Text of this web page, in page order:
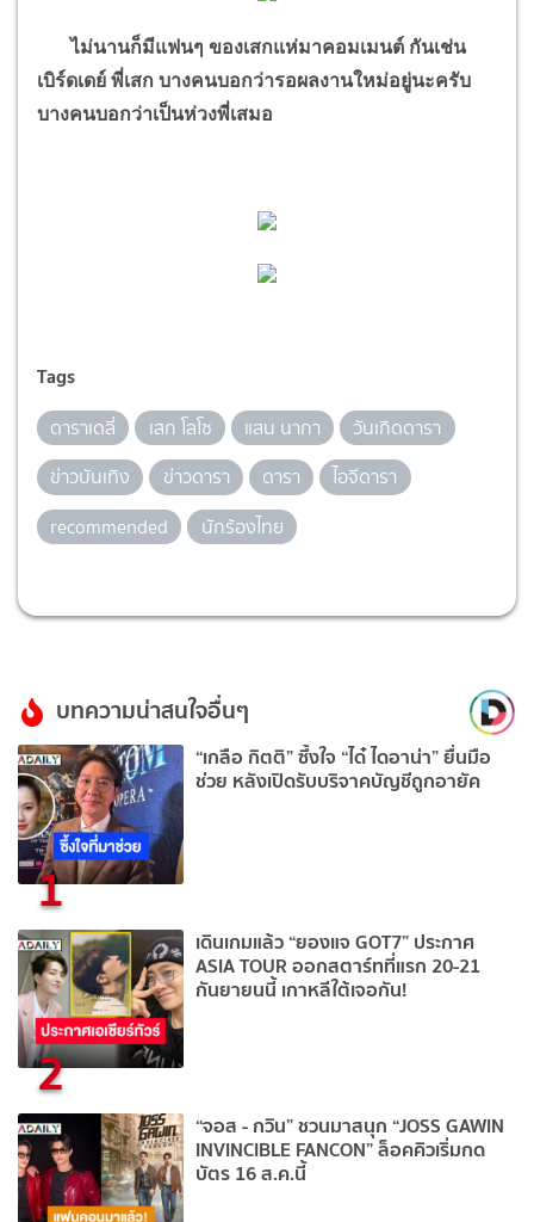
ไม่นานก็มีแฟนๆ ของเสกแห่มาคอมเมนต์ กันเช่น
เบิร์ดเดย์ พี่เสก บางคนบอกว่ารอผลงานใหม่อยู่นะครับ
บางคนบอกว่าเป็นห่วงพี่เสมอ
Tags
ดาราเดลี่ เสก โลโซ แสน นากา
วันเกิดดารา
ข่าวบันเทิง
ข่าวดารา ดารา
ไอจีดารา
recommended
นักร้องไทย
บทความน่าสนใจอื่นๆ
1
“เกลือ กิตติ” ซึ้งใจ “ได๋ ไดอาน่า” ยื่นมือ
ช่วย หลังเปิดรับบริจาคบัญชีถูกอายัค
2
เดินเกมแล้ว “ยองแจ GOT7” ประกาศ
ASIA TOUR ออกสตาร์ทที่แรก 20-21
กันยายนนี้ เกาหลีใต้เจอกัน!
“จอส - กวิน” ชวนมาสนุก “JOSS GAWIN
INVINCIBLE FANCON” ล็อคคิวเริ่มกด
บัตร 16 ส.ค.นี้